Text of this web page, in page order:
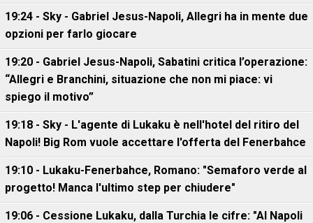
19:24 - Sky - Gabriel Jesus-Napoli, Allegri ha in mente due
opzioni per farlo giocare
19:20 - Gabriel Jesus-Napoli, Sabatini critica l’operazione:
“Allegri e Branchini, situazione che non mi piace: vi
spiego il motivo”
19:18 - Sky - L'agente di Lukaku è nell'hotel del ritiro del
Napoli! Big Rom vuole accettare l'offerta del Fenerbahce
19:10 - Lukaku-Fenerbahce, Romano: "Semaforo verde al
progetto! Manca l'ultimo step per chiudere"
19:06 - Cessione Lukaku, dalla Turchia le cifre: "Al Napoli